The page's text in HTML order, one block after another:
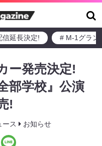
信延長決定! # M-1グラン
ー発売決定!
部学校』公演
!
ース お知らせ